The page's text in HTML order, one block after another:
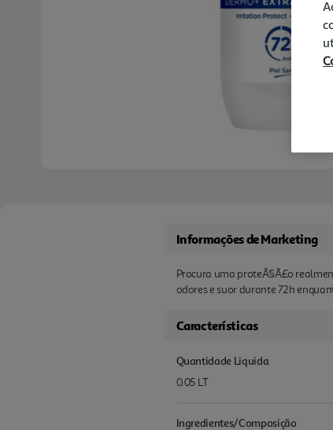
Informações de Marketing
Procura uma proteÃ§Ã£o
odores e suor durante 72h
Características
Quantidade Liquida
0.05 LT
Ingredientes/Composição